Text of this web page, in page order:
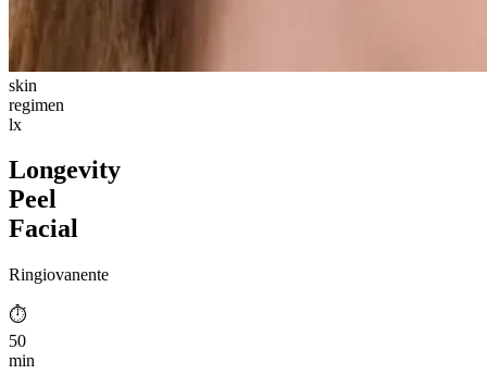
skin
regimen
lx
Longevity
Peel
Facial
Ringiovanente
⏱︎
50
min